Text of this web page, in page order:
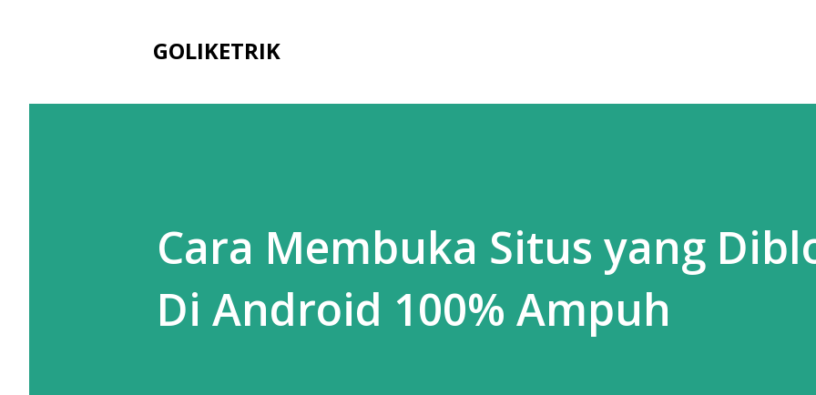
GOLIKETRIK
Cara Membuka Situs yang
Di Android 100% Ampuh